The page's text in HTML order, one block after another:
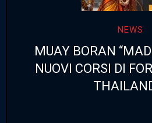
NEWS
MUAY BORAN
NUOVI CORSI DI